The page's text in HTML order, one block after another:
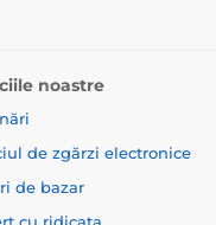
noastre
de zgărzi electronice
de bazar